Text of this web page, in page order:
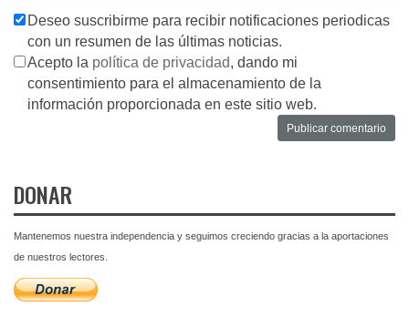
Deseo suscribirme para recibir notificaciones periodicas
con un resumen de las últimas noticias.
Acepto la política de privacidad, dando mi
consentimiento para el almacenamiento de la
información proporcionada en este sitio web.
DONAR
Mantenemos nuestra independencia y seguimos creciendo gracias a la aportaciones
de nuestros lectores.